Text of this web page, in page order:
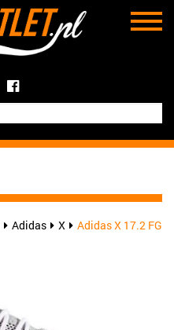
Adidas X Adidas X 17.2 FG